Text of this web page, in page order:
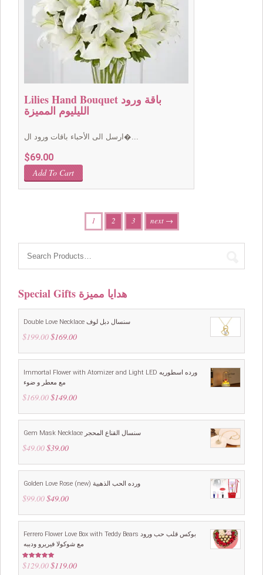
Lilies Hand Bouquet باقة ورود
الليليوم المميزة
ارسل الى الأحباء باقات ورود ال�...
$69.00
Add To Cart
1 2 3 next →
Special Gifts هدايا مميزة
Double Love Necklace سنسال دبل لوف
$199.00 Original
was:
$169.00Current
is:
Immortal Flower with Atomizer and Light LED ورده اسطوريه
مع معطر و ضوء
$169.00 Original
was:
$149.00Current
is:
Gem Mask Necklace سنسال القناع المحجر
$49.00 Original
was:
$39.00Current
is:
Golden Love Rose (new) ورده الحب الذهبية
$99.00 Original
was:
$49.00Current
is:
Ferrero Flower Love Box with Teddy Bears بوكس قلب حب ورود
مع شوكولا فيريرو ودببه
Rated 5.00
out of 5
$129.00 Original
$119.00Current